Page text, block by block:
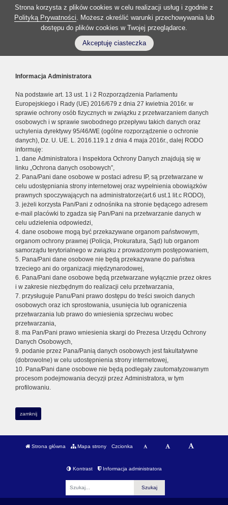
Strona korzysta z plików cookies w celu realizacji usług i zgodnie z
Polityką Prywatności. Możesz określić warunki przechowywania lub
dostępu do plików cookies w Twojej przeglądarce.
Akceptuję ciasteczka
Informacja Administratora
Na podstawie art. 13 ust. 1 i 2 Rozporządzenia Parlamentu
Europejskiego i Rady (UE) 2016/679 z dnia 27 kwietnia 2016r. w
sprawie ochrony osób fizycznych w związku z przetwarzaniem danych
osobowych i w sprawie swobodnego przepływu takich danych oraz
uchylenia dyrektywy 95/46/WE (ogólne rozporządzenie o ochronie
danych), Dz. U. UE. L. 2016.119.1 z dnia 4 maja 2016r., dalej RODO
informuję:
1. dane Administratora i Inspektora Ochrony Danych znajdują się w
linku „Ochrona danych osobowych”,
2. Pana/Pani dane osobowe w postaci adresu IP, są przetwarzane w
celu udostępniania strony internetowej oraz wypełnienia obowiązków
prawnych spoczywających na administratorze(art.6 ust.1 lit.c RODO),
3. jeżeli korzysta Pan/Pani z odnośnika na stronie będącego adresem
e-mail placówki to zgadza się Pan/Pani na przetwarzanie danych w
celu udzielenia odpowiedzi,
4. dane osobowe mogą być przekazywane organom państwowym,
organom ochrony prawnej (Policja, Prokuratura, Sąd) lub organom
samorządu terytorialnego w związku z prowadzonym postępowaniem,
5. Pana/Pani dane osobowe nie będą przekazywane do państwa
trzeciego ani do organizacji międzynarodowej,
6. Pana/Pani dane osobowe będą przetwarzane wyłącznie przez okres
i w zakresie niezbędnym do realizacji celu przetwarzania,
7. przysługuje Panu/Pani prawo dostępu do treści swoich danych
osobowych oraz ich sprostowania, usunięcia lub ograniczenia
przetwarzania lub prawo do wniesienia sprzeciwu wobec
przetwarzania,
8. ma Pan/Pani prawo wniesienia skargi do Prezesa Urzędu Ochrony
Danych Osobowych,
9. podanie przez Pana/Panią danych osobowych jest fakultatywne
(dobrowolne) w celu udostępnienia strony internetowej,
10. Pana/Pani dane osobowe nie będą podlegały zautomatyzowanym
procesom podejmowania decyzji przez Administratora, w tym
profilowaniu.
zamknij
Strona główna Mapa strony Czcionka
Kontrast Informacja administratora